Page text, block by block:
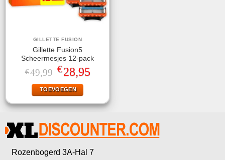
GILLETTE FUSION
Gillette Fusion5
Scheermesjes 12-pack
€49,99 Oorspronkelijke
prijs
was:
€49,99.
€28,95Huidige
prijs
TOEVOEGEN
Rozenbogerd 3A-Hal 7